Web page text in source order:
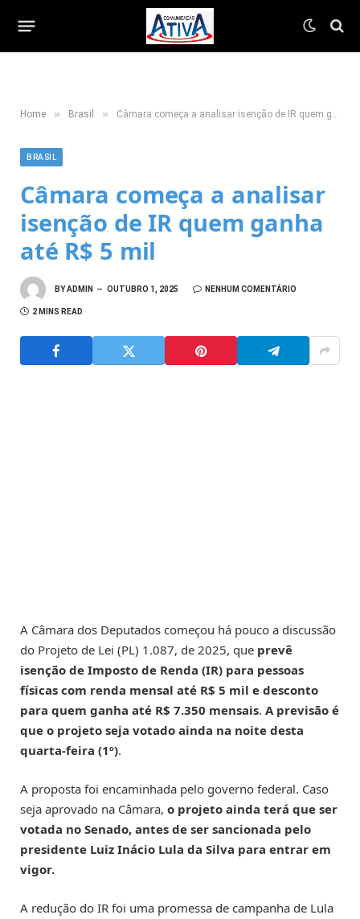
Home » Brasil » Câmara começa a analisar isenção de IR quem ganha até R$ 5 mil
BRASIL
Câmara começa a analisar
isenção de IR quem ganha
até R$ 5 mil
BYADMIN OUTUBRO 1, 2025 NENHUM COMENTÁRIO
2 MINS READ
A Câmara dos Deputados começou há pouco a discussão
do Projeto de Lei (PL) 1.087, de 2025, que prevê
isenção de Imposto de Renda (IR) para pessoas
físicas com renda mensal até R$ 5 mil e desconto
para quem ganha até R$ 7.350 mensais. A previsão é
que o projeto seja votado ainda na noite desta
quarta-feira (1º).
A proposta foi encaminhada pelo governo federal. Caso
seja aprovado na Câmara, o projeto ainda terá que ser
votada no Senado, antes de ser sancionada pelo
presidente Luiz Inácio Lula da Silva para entrar em
vigor.
A redução do IR foi uma promessa de campanha de Lula